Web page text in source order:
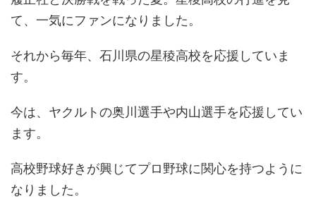
て、一気にファンになりました。
それから毎年、石川県の星稜高校を応援していま
す。
今は、ヤクルトの奥川選手や内山選手を応援してい
ます。
高校野球好きが興じてプロ野球に関心を持つように
なりました。